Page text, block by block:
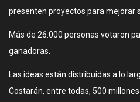
presenten proyectos para mejorar
Más de 26.000 personas votaron
ganadoras.
Las ideas están distribuidas a lo
Costarán, entre todas, 500